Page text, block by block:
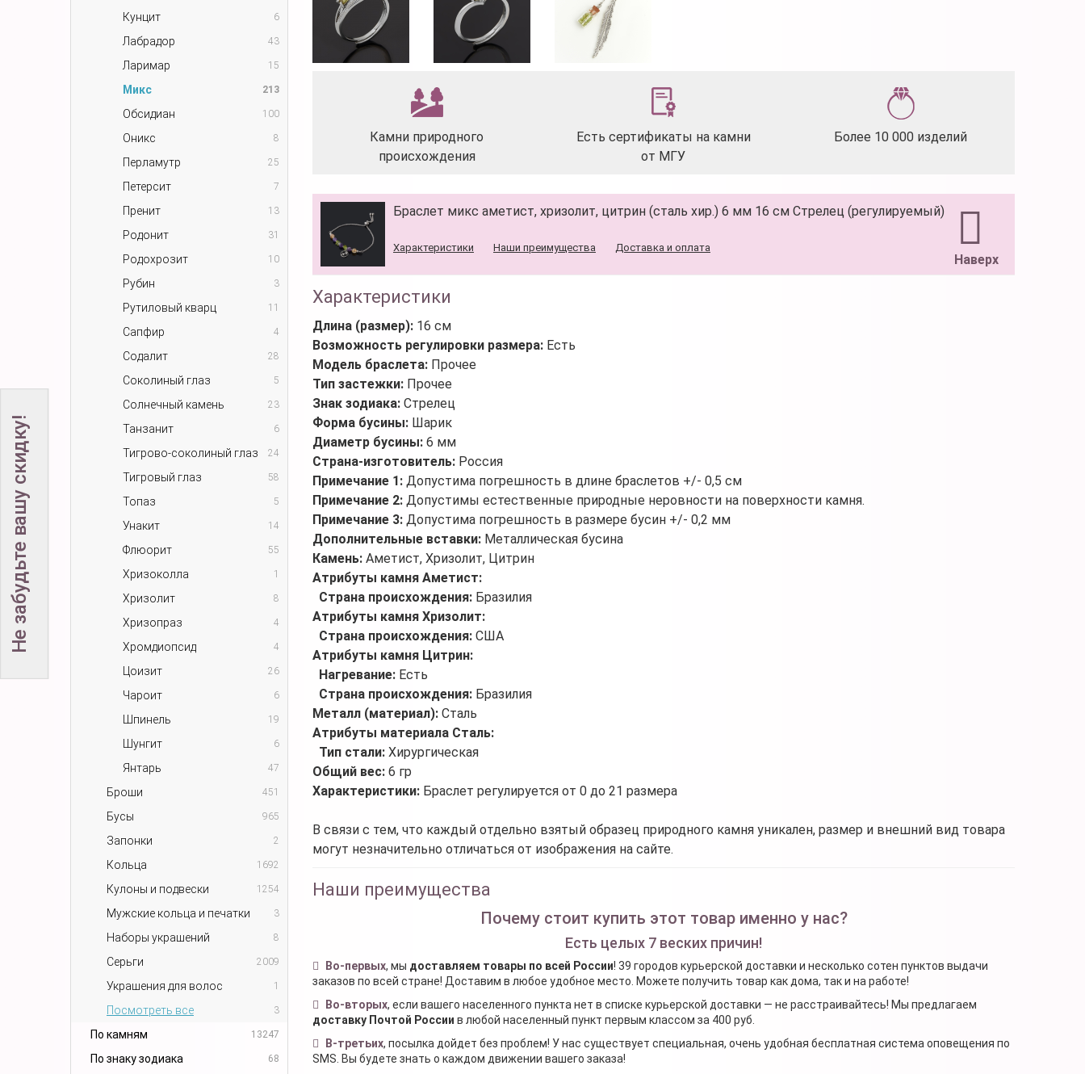
Кунцит 6
Лабрадор 43
Ларимар 15
Микс 213
Обсидиан 100
Оникс 8
Перламутр 25
Петерсит 7
Пренит 13
Родонит 31
Родохрозит 10
Рубин 3
Рутиловый кварц 11
Сапфир 4
Содалит 28
Соколиный глаз 5
Солнечный камень 23
Танзанит 6
Тигрово-соколиный глаз 24
Тигровый глаз 58
Топаз 5
Унакит 14
Флюорит 55
Хризоколла 1
Хризолит 8
Хризопраз 4
Хромдиопсид 4
Цоизит 26
Чароит 6
Шпинель 19
Шунгит 6
Янтарь 47
Броши 451
Бусы 965
Запонки 2
Кольца 1692
Кулоны и подвески 1254
Мужские кольца и печатки 3
Наборы украшений 8
Серьги 2009
Украшения для волос 1
Посмотреть все 3
По камням 13247
По знаку зодиака 68
Камни природного
происхождения
Есть сертификаты на камни
от МГУ
Более 10 000 изделий
Браслет микс аметист, хризолит, цитрин (сталь хир.) 6 мм 16 см Стрелец (регулируемый)
Наверх
Характеристики Наши преимущества Доставка и оплата
Характеристики
Длина (размер): 16 см
Возможность регулировки размера: Есть
Модель браслета: Прочее
Тип застежки: Прочее
Знак зодиака: Стрелец
Форма бусины: Шарик
Диаметр бусины: 6 мм
Страна-изготовитель: Россия
Примечание 1: Допустима погрешность в длине браслетов +/- 0,5 см
Примечание 2: Допустимы естественные природные неровности на поверхности камня.
Примечание 3: Допустима погрешность в размере бусин +/- 0,2 мм
Дополнительные вставки: Металлическая бусина
Камень: Аметист, Хризолит, Цитрин
Атрибуты камня Аметист:
Страна происхождения: Бразилия
Атрибуты камня Хризолит:
Страна происхождения: США
Атрибуты камня Цитрин:
Нагревание: Есть
Страна происхождения: Бразилия
Металл (материал): Сталь
Атрибуты материала Сталь:
Тип стали: Хирургическая
Общий вес: 6 гр
Характеристики: Браслет регулируется от 0 до 21 размера
В связи с тем, что каждый отдельно взятый образец природного камня уникален, размер и внешний вид товара
могут незначительно отличаться от изображения на сайте.
Наши преимущества
Почему стоит купить этот товар именно у нас?
Есть целых 7 веских причин!
Во-первых, мы доставляем товары по всей России! 39 городов курьерской доставки и несколько сотен пунктов выдачи
заказов по всей стране! Доставим в любое удобное место. Можете получить товар как дома, так и на работе!
Во-вторых, если вашего населенного пункта нет в списке курьерской доставки — не расстраивайтесь! Мы предлагаем
доставку Почтой России в любой населенный пункт первым классом за 400 руб.
В-третьих, посылка дойдет без проблем! У нас существует специальная, очень удобная бесплатная система оповещения по
SMS. Вы будете знать о каждом движении вашего заказа!
Не забудьте вашу скидку!